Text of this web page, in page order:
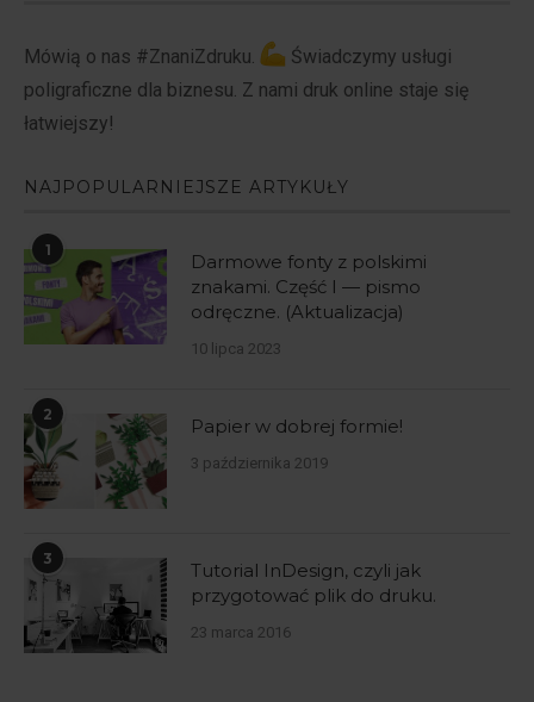
Mówią o nas #ZnaniZdruku.
Świadczymy usługi
poligraficzne dla biznesu. Z nami druk online staje się
łatwiejszy!
NAJPOPULARNIEJSZE ARTYKUŁY
1
Darmowe fonty z polskimi
znakami. Część I — pismo
odręczne. (Aktualizacja)
10 lipca 2023
2
Papier w dobrej formie!
3 października 2019
3
Tutorial InDesign, czyli jak
przygotować plik do druku.
23 marca 2016